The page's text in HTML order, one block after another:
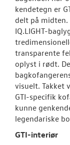
kendetegn er
delt på midten.
IQ.LIGHT-
transparente
oplyst i rødt.
visuelt. Takket
GTI-specifik
kunne
legendariske
GTI-interiør